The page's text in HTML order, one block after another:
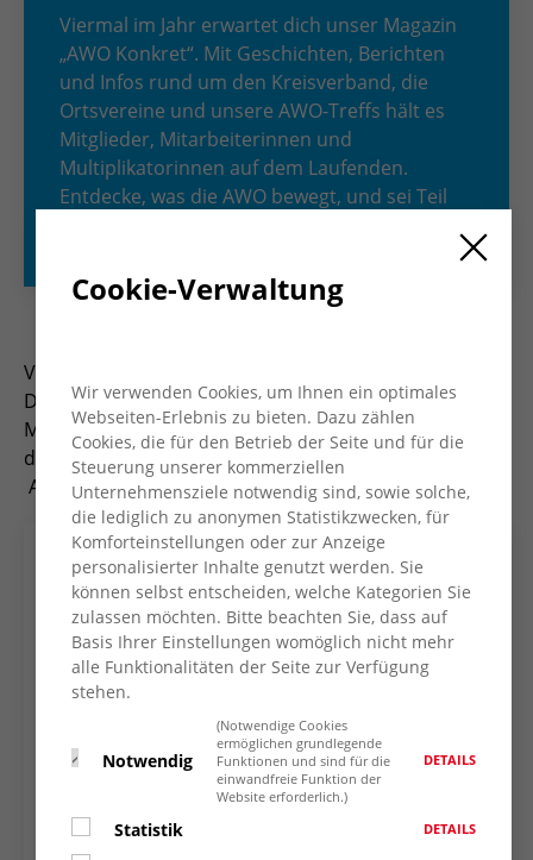
Viermal im Jahr erwartet dich unser Magazin
„AWO Konkret“. Mit Geschichten, Berichten
und Infos rund um den Kreisverband, die
Ortsvereine und unsere AWO-Treffs hält es
Mitglieder, Mitarbeiterinnen und
Multiplikatorinnen auf dem Laufenden.
Entdecke, was die AWO bewegt, und sei Teil
Viermal im Jahr erscheint das Magazin „AWO Konkret“.
Das Heft informiert Mitglieder, Mitarbeiter*innen und
Multiplikator*innen und bietet Einblicke in die Arbeit
des Kreisverbandes und seiner Ortsvereine und
AWO-Treffs.
Cookie-Verwaltung
Wir verwenden Cookies, um Ihnen ein optimales
Webseiten-Erlebnis zu bieten. Dazu zählen
Cookies, die für den Betrieb der Seite und für die
Steuerung unserer kommerziellen
Unternehmensziele notwendig sind, sowie solche,
die lediglich zu anonymen Statistikzwecken, für
Komforteinstellungen oder zur Anzeige
personalisierter Inhalte genutzt werden. Sie
können selbst entscheiden, welche Kategorien Sie
zulassen möchten. Bitte beachten Sie, dass auf
Basis Ihrer Einstellungen womöglich nicht mehr
alle Funktionalitäten der Seite zur Verfügung
stehen.
Notwendig
(Notwendige Cookies
ermöglichen grundlegende
Funktionen und sind für die
einwandfreie Funktion der
Website erforderlich.)
DETAILS
Statistik DETAILS